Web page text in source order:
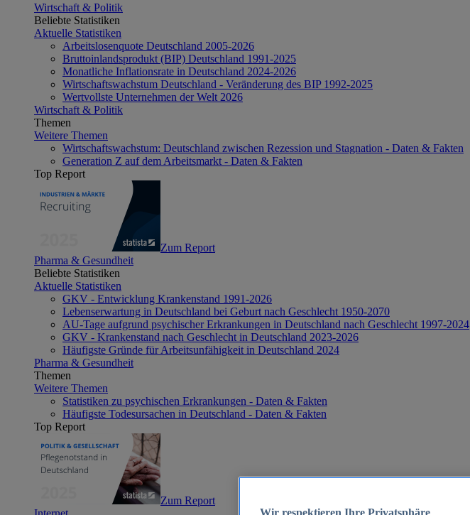
Wirtschaft & Politik
Beliebte Statistiken
Aktuelle Statistiken
Arbeitslosenquote Deutschland 2005-2026
Bruttoinlandsprodukt (BIP) Deutschland 1991-2025
Monatliche Inflationsrate in Deutschland 2024-2026
Wirtschaftswachstum Deutschland - Veränderung des BIP 1992-2025
Wertvollste Unternehmen der Welt 2026
Wirtschaft & Politik
Themen
Weitere Themen
Wirtschaftswachstum: Deutschland zwischen Rezession und Stagnation - Daten & Fakten
Generation Z auf dem Arbeitsmarkt - Daten & Fakten
Top Report
Zum Report
Pharma & Gesundheit
Beliebte Statistiken
Aktuelle Statistiken
GKV - Entwicklung Krankenstand 1991-2026
Lebenserwartung in Deutschland bei Geburt nach Geschlecht 1950-2070
AU-Tage aufgrund psychischer Erkrankungen in Deutschland nach Geschlecht 1997-2024
GKV - Krankenstand nach Geschlecht in Deutschland 2023-2026
Häufigste Gründe für Arbeitsunfähigkeit in Deutschland 2024
Pharma & Gesundheit
Themen
Weitere Themen
Statistiken zu psychischen Erkrankungen - Daten & Fakten
Häufigste Todesursachen in Deutschland - Daten & Fakten
Top Report
Zum Report
Wir respektieren Ihre Privatsphäre